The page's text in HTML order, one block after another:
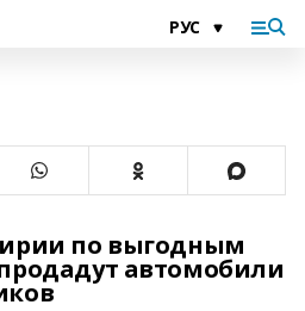
по выгодным
автомобили